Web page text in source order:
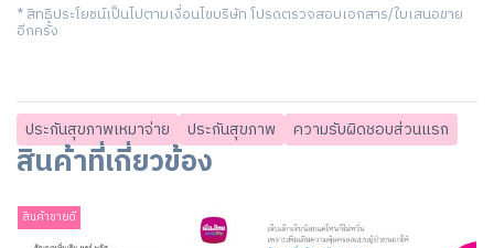
* สิทธิประโยชน์เป็นไปตามเงื่อนไขบริษัท โปรดตรวจสอบเอกสาร/ใบเสนอขาย
อีกครั้ง
ประกันสุขภาพเหมาจ่าย ประกันสุขภาพ ความรับผิดชอบส่วนแรก
สินค้าที่เกี่ยวข้อง
สินค้าขายดี